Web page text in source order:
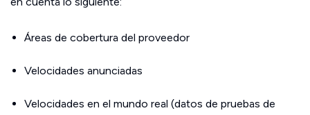
Áreas de cobertura del proveedor
Velocidades anunciadas
Velocidades en el mundo real (datos de pruebas de